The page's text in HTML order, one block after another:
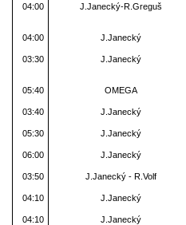
04:00 J.Janecký-R.Greguš
04:00 J.Janecký
03:30 J.Janecký
05:40 OMEGA
03:40 J.Janecký
05:30 J.Janecký
06:00 J.Janecký
03:50 J.Janecký - R.Volf
04:10 J.Janecký
04:10 J.Janecký